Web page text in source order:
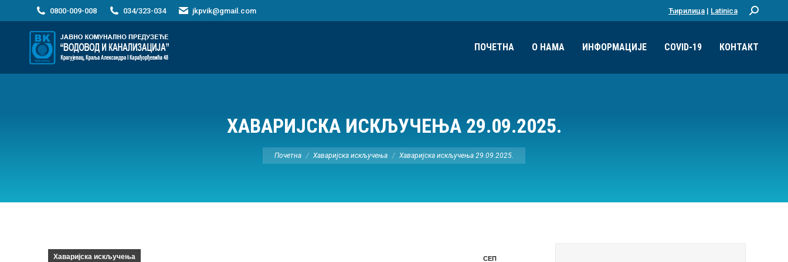
0800-009-008 034/323-034 jkpvik@gmail.com Ћирилица | Latinica Претрага:
ПОЧЕТНА О НАМА ИНФОРМАЦИЈЕ COVID-19 КОНТАКТ
ХАВАРИЈСКА ИСКЉУЧЕЊА 29.09.2025.
Ви сте овде:
Почетна Хаваријска искључења Хаваријска искључења 29.09.2025.
СЕП
Хаваријска искључења